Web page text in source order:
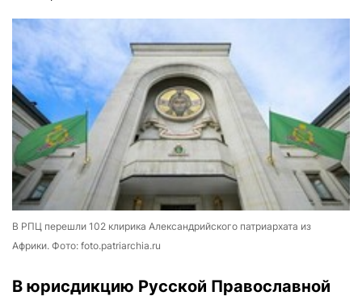
В РПЦ перешли 102 клирика Александрийского патриархата из
Африки. Фото: foto.patriarchia.ru
В юрисдикцию Русской Православной